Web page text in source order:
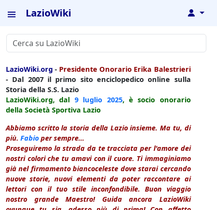
LazioWiki ↓
LazioWiki.org - Presidente Onorario Erika Balestrieri
- Dal 2007 il primo sito enciclopedico online sulla
Storia della S.S. Lazio
LazioWiki.org, dal 9 luglio 2025, è socio onorario
della Società Sportiva Lazio
Abbiamo scritto la storia della Lazio insieme. Ma tu, di
più. Fabio per sempre...
Proseguiremo la strada da te tracciata per l'amore dei
nostri colori che tu amavi con il cuore. Ti immaginiamo
già nel firmamento biancoceleste dove starai cercando
nuove storie, nuovi elementi da poter raccontare ai
lettori con il tuo stile inconfondibile. Buon viaggio
nostro grande Maestro! Guida ancora LazioWiki